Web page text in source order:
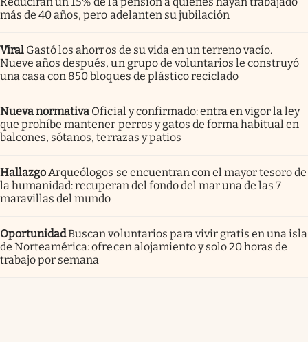
más de 40 años, pero adelanten su jubilación
Viral Gastó los ahorros de su vida en un terreno vacío.
Nueve años después, un grupo de voluntarios le construyó
una casa con 850 bloques de plástico reciclado
Nueva normativa Oficial y confirmado: entra en vigor la ley
que prohíbe mantener perros y gatos de forma habitual en
balcones, sótanos, terrazas y patios
HallazgoArqueólogos se encuentran con el mayor tesoro de
la humanidad: recuperan del fondo del mar una de las 7
maravillas del mundo
OportunidadBuscan voluntarios para vivir gratis en una isla
de Norteamérica: ofrecen alojamiento y solo 20 horas de
trabajo por semana